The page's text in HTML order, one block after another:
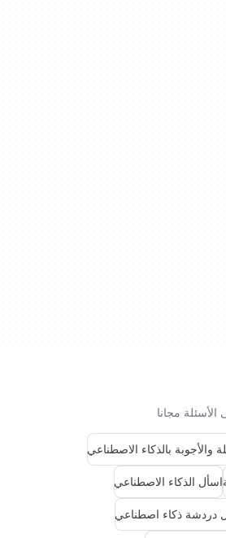
مجانا
والأجوبة بالذكاء الاصطناعي
اسأل الذكاء الاصطناعي
دردشة ذكاء اصطناعي